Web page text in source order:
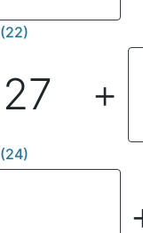
(22)
27 ＋
(24)